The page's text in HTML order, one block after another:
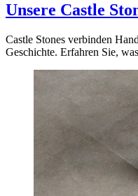
Unsere Castle
Castle Stones verbinden
Geschichte. Erfahren Sie,